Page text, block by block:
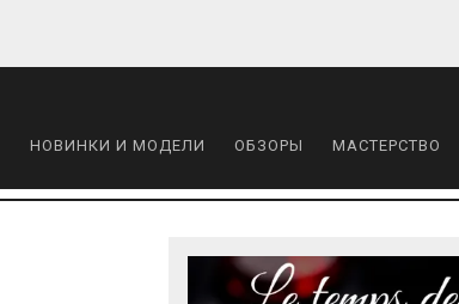
НОВИНКИ И МОДЕЛИ ОБЗОРЫ МАСТЕРСТВО